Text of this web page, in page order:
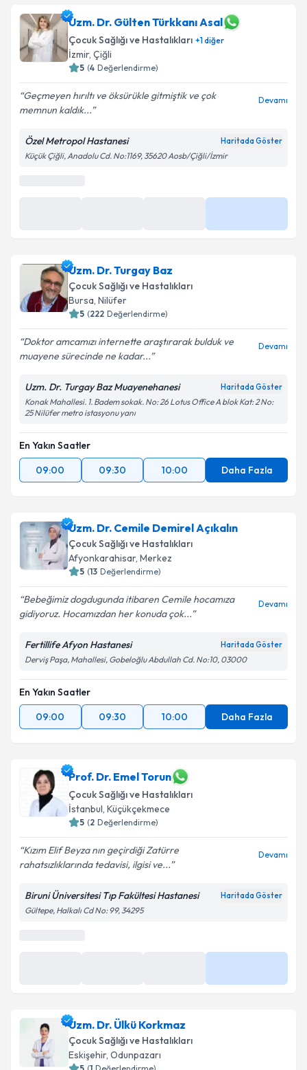
takvim hazırlandığında e-posta ile bilgilendireceğiz.
E-posta Adresiniz
Kişisel verilerimin işlenmesine ilişkin
kapsamda işlenmesini kabul ediyorum.
Uzm. Dr. Gülten Türkkanı Asal
Çocuk Sağlığı ve Hastalıkları +1diğer
İzmir, Çiğli
5 (4 Değerlendirme)
Geçmeyen hırıltı ve öksürükle gitmiştik ve çok
memnun kaldık...
Devamı
Özel Metropol Hastanesi Haritada Göster
Küçük Çiğli, Anadolu Cd. No:1169, 35620 Aosb/Çiğli/İzmir
Uzm. Dr. Turgay Baz
Çocuk Sağlığı ve Hastalıkları
Bursa, Nilüfer
5 (222 Değerlendirme)
Doktor amcamızı internette araştırarak bulduk ve
muayene sürecinde ne kadar...
Devamı
Uzm. Dr. Turgay Baz Muayenehanesi Haritada Göster
Konak Mahallesi. 1. Badem sokak. No: 26 Lotus Office A blok Kat: 2 No:
25 Nilüfer metro istasyonu yanı
En Yakın Saatler
09:00
09:30 10:00 Daha Fazla
Uzm. Dr. Cemile Demirel Açıkalın
Çocuk Sağlığı ve Hastalıkları
Afyonkarahisar, Merkez
5 (13 Değerlendirme)
Bebeğimiz dogdugunda itibaren Cemile hocamıza
gidiyoruz. Hocamızdan her konuda çok...
Devamı
Fertillife Afyon Hastanesi Haritada Göster
Derviş Paşa, Mahallesi, Gobeloğlu Abdullah Cd. No:10, 03000
En Yakın Saatler
09:00
09:30 10:00 Daha Fazla
Prof. Dr. Emel Torun
Çocuk Sağlığı ve Hastalıkları
İstanbul, Küçükçekmece
5 (2 Değerlendirme)
Kızım Elif Beyza nın geçirdiği Zatürre
rahatsızlıklarında tedavisi, ilgisi ve...
Devamı
Biruni Üniversitesi Tıp Fakültesi Hastanesi Haritada Göster
Gültepe, Halkalı Cd No: 99, 34295
Uzm. Dr. Ülkü Korkmaz
Çocuk Sağlığı ve Hastalıkları
Eskişehir,Odunpazarı